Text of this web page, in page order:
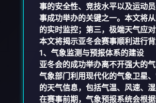
事的安全性、竞技水平以及运动
事成功举办的关键之一。本文将
的实时监控；第三，极端天气应
本文将揭示亚冬会赛事顺利进行
1、气象监测与预报体系的建设
亚冬会的成功举办离不开强大的
气象部门利用现代化的气象卫星
的天气信息，包括气温、风速、
在赛事前期，气象预报系统会根